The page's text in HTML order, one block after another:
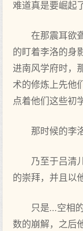
难道真是要崛起
在那震耳欲
的盯着李洛的身
进南风学府时，
术的修炼上先他
点着他们这些初
那时候的李
乃至于吕清
的崇拜，并且以
只是...空相
数的崩解，之后